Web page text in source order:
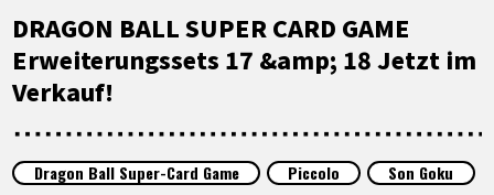
HIGHLIGHTS
VIDEOS
SPECIALS
DRAGON BALL SUPER CARD GAME
Erweiterungssets 17 &amp; 18 Jetzt im
Verkauf!
Dragon Ball Super-Card Game Piccolo Son Goku